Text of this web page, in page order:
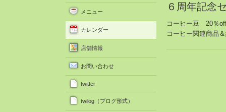
６周年記念
コーヒー豆 20％
コーヒー関連商品
メニュー
カレンダー
店舗情報
お問い合わせ
twitter
twilog（ブログ形式）